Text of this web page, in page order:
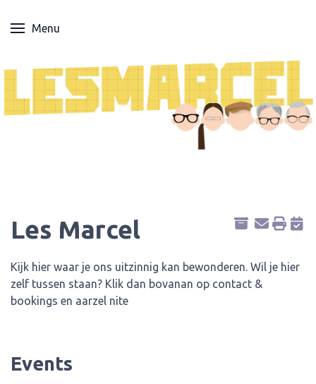
Menu
Les Marcel
Kijk hier waar je ons uitzinnig kan bewonderen. Wil je hier
zelf tussen staan? Klik dan bovanan op contact &
bookings en aarzel nite
Events